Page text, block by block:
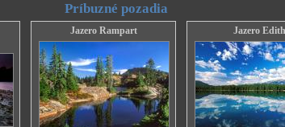
Príbuzné pozadia
Jazero Rampart Jazero Edith